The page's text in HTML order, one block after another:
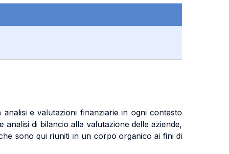
e valutazioni finanziarie in ogni contesto
di bilancio alla valutazione delle aziende,
sono qui riuniti in un corpo organico ai fini di